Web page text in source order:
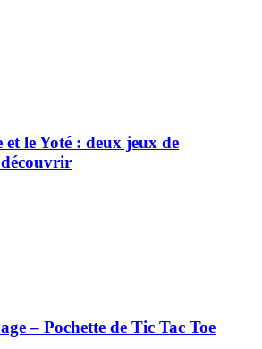
le Yoté : deux jeux de
– Pochette de Tic Tac Toe